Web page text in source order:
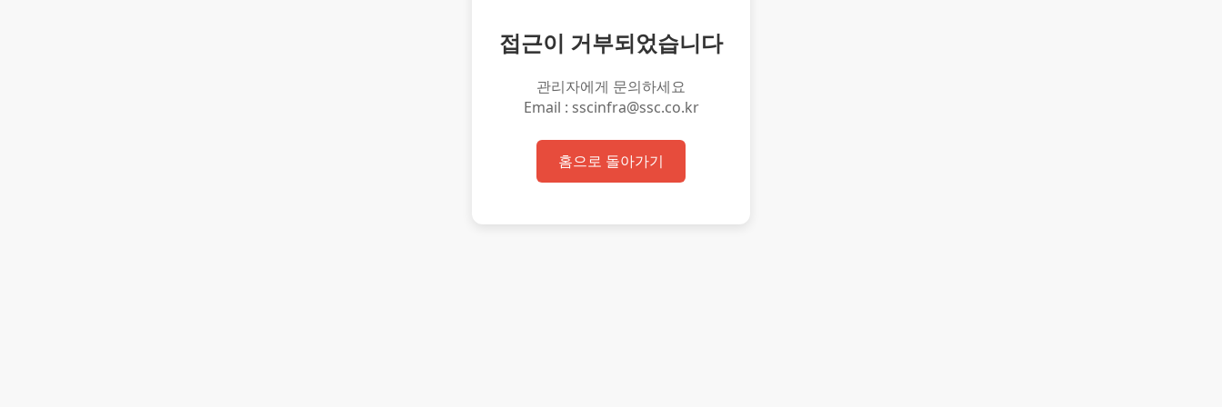
접근이 거부되었습니다
관리자에게 문의하세요
Email : sscinfra@ssc.co.kr
홈으로 돌아가기